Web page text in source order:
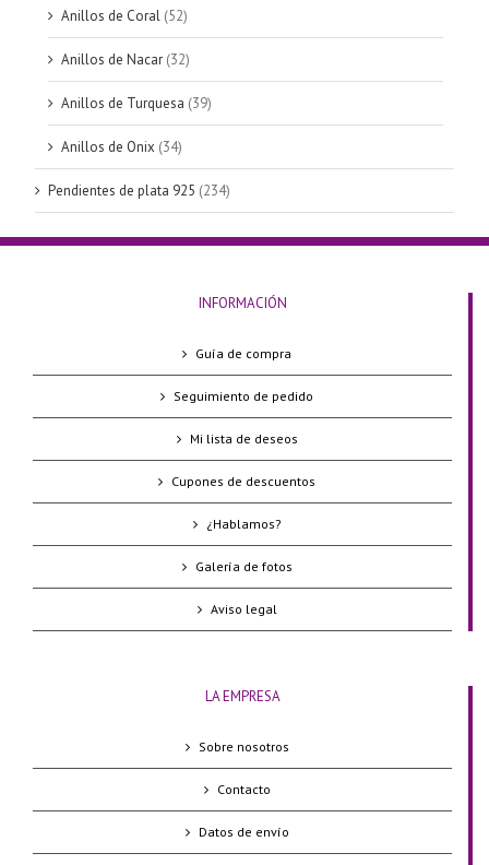
Anillos de Coral (52)
Anillos de Nacar (32)
Anillos de Turquesa (39)
Anillos de Onix (34)
Pendientes de plata 925 (234)
INFORMACIÓN
Guía de compra
Seguimiento de pedido
Mi lista de deseos
Cupones de descuentos
¿Hablamos?
Galería de fotos
Aviso legal
LA EMPRESA
Sobre nosotros
Contacto
Datos de envío